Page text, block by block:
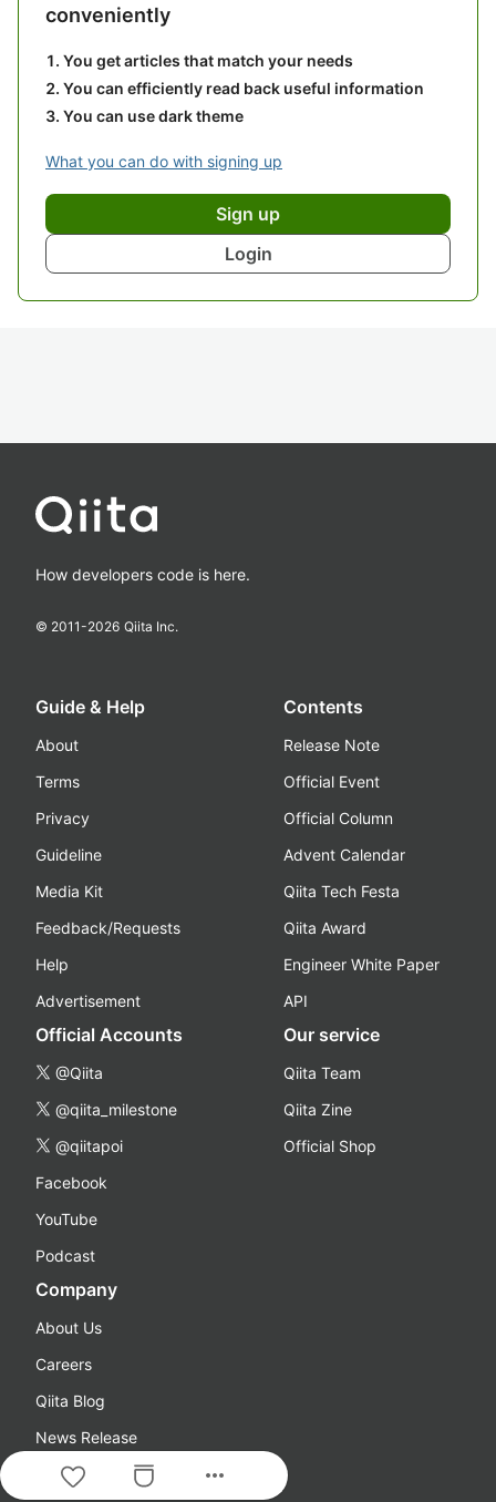
conveniently
You get articles that match your needs
You can efficiently read back useful information
You can use dark theme
What you can do with signing up
Sign up
Login
more_horiz
How developers code is here.
© 2011-2026 Qiita Inc.
Guide & Help
About
Terms
Privacy
Guideline
Media Kit
Feedback/Requests
Help
Advertisement
Contents
Release Note
Official Event
Official Column
Advent Calendar
Qiita Tech Festa
Qiita Award
Engineer White Paper
API
Official Accounts
@Qiita
@qiita_milestone
@qiitapoi
Facebook
YouTube
Podcast
Our service
Qiita Team
Qiita Zine
Official Shop
Company
About Us
Careers
Qiita Blog
News Release